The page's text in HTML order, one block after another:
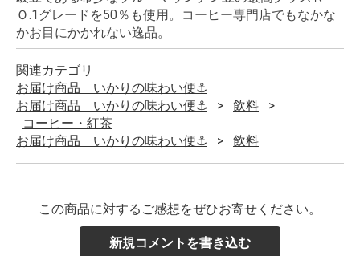
Ｏ.1グレードを50％も使用。コーヒー専門店でもなかな
かお目にかかれない逸品。
関連カテゴリ
お届け商品 いかりの味わい便⚓
お届け商品 いかりの味わい便⚓
飲料
コーヒー・紅茶
お届け商品 いかりの味わい便⚓
飲料
この商品に対するご感想をぜひお寄せください。
新規コメントを書き込む